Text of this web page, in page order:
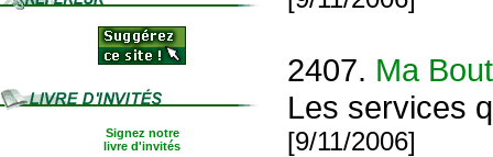
Signez notre
livre d'invités
2407. Ma
Les services
[9/11/2006]